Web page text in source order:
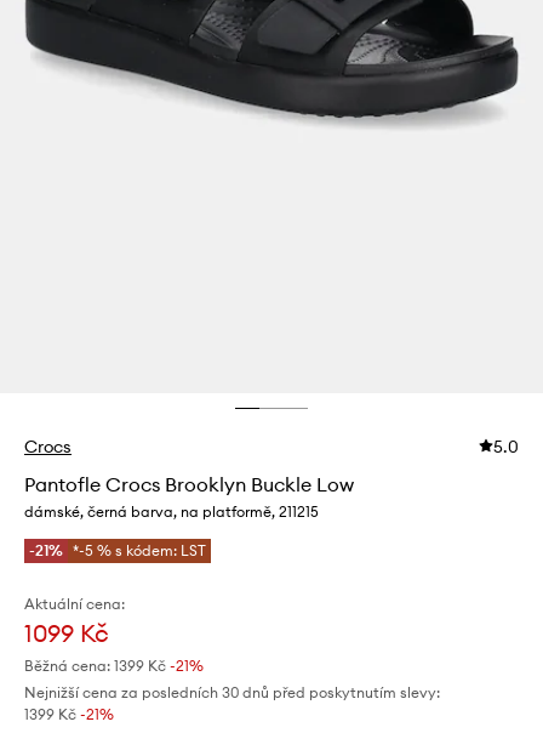
Crocs 5.0
Pantofle Crocs Brooklyn Buckle Low
dámské, černá barva, na platformě, 211215
-21% *-5 % s kódem: LST
Aktuální cena:
1099 Kč
Běžná cena: 1399 Kč -21%
Nejnižší cena za posledních 30 dnů před poskytnutím slevy:
1399 Kč -21%